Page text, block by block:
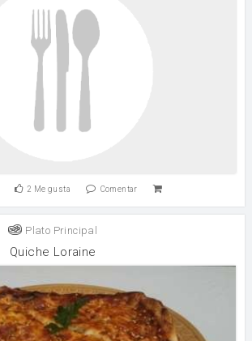
2 Me gusta Comentar
Plato Principal
Quiche Loraine